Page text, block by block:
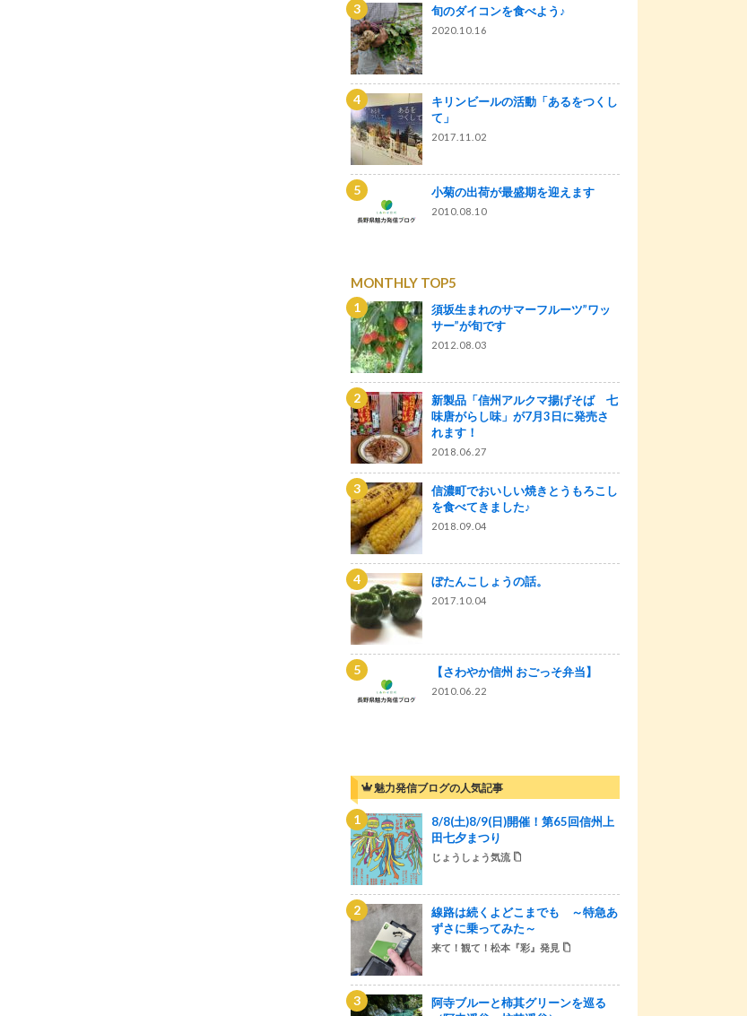
旬のダイコンを食べよう♪
2020.10.16
キリンビールの活動「あるをつくし
て」
2017.11.02
小菊の出荷が最盛期を迎えます
2010.08.10
MONTHLY TOP5
須坂生まれのサマーフルーツ”ワッ
サー”が旬です
2012.08.03
新製品「信州アルクマ揚げそば 七
味唐がらし味」が7月3日に発売さ
れます！
2018.06.27
信濃町でおいしい焼きとうもろこし
を食べてきました♪
2018.09.04
ぼたんこしょうの話。
2017.10.04
【さわやか信州 おごっそ弁当】
2010.06.22
魅力発信ブログの人気記事
8/8(土)8/9(日)開催！第65回信州上
田七夕まつり
じょうしょう気流
線路は続くよどこまでも ～特急あ
ずさに乗ってみた～
来て！観て！松本『彩』発見
阿寺ブルーと柿其グリーンを巡る